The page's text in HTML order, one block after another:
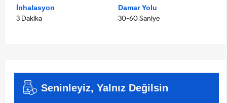
İnhalasyon
3 Dakika
Damar Yolu
30-60 Saniye
Seninleyiz, Yalnız Değilsin